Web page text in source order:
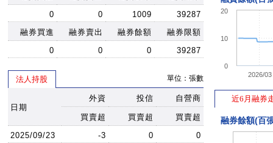
0
0 1009
39287
融券買進
融券賣出 融券餘額
融券限額
0
0 0 39287
法人持股 單位：張數
日期
外資 投信 自營商
買賣超 買賣超
買賣超
2025/09/23
-3 0
0
2026/03
0
10
20
近6月融券
融券餘額(百